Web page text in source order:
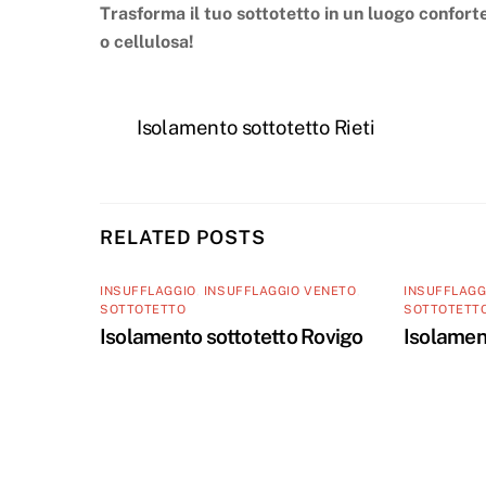
Trasforma il tuo sottotetto in un luogo
o cellulosa!
Isolamento sottotetto Rieti
RELATED POSTS
INSUFFLAGGIO INSUFFLAGGIO VENETO
SOTTOTETTO
Isolamento sottotetto Rovigo